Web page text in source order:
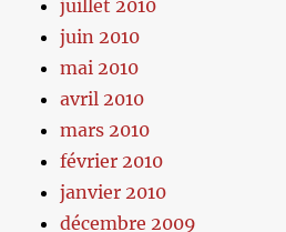
juillet 2010
juin 2010
mai 2010
avril 2010
mars 2010
février 2010
janvier 2010
décembre 2009